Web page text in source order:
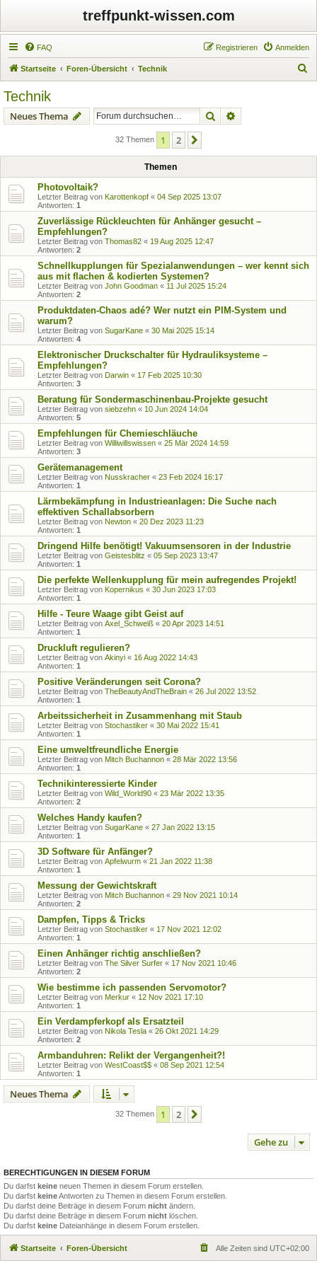
treffpunkt-wissen.com
FAQ Anmelden
Registrieren
Startseite Foren-Übersicht Technik
Technik
Neues Thema Suche
32 Themen 1 2
Themen
Photovoltaik?
Letzter Beitrag von Karottenkopf « 04 Sep 2025 13:07
Antworten: 1
Zuverlässige Rückleuchten für Anhänger gesucht –
Empfehlungen?
Letzter Beitrag von Thomas82 « 19 Aug 2025 12:47
Antworten: 2
Schnellkupplungen für Spezialanwendungen – wer kennt sich
aus mit flachen & kodierten Systemen?
Letzter Beitrag von John Goodman « 11 Jul 2025 15:24
Antworten: 2
Produktdaten-Chaos adé? Wer nutzt ein PIM-System und
warum?
Letzter Beitrag von SugarKane « 30 Mai 2025 15:14
Antworten: 4
Elektronischer Druckschalter für Hydrauliksysteme –
Empfehlungen?
Letzter Beitrag von Darwin « 17 Feb 2025 10:30
Antworten: 3
Beratung für Sondermaschinenbau-Projekte gesucht
Letzter Beitrag von siebzehn « 10 Jun 2024 14:04
Antworten: 5
Empfehlungen für Chemieschläuche
Letzter Beitrag von Williwillswissen « 25 Mär 2024 14:59
Antworten: 3
Gerätemanagement
Letzter Beitrag von Nusskracher « 23 Feb 2024 16:17
Antworten: 1
Lärmbekämpfung in Industrieanlagen: Die Suche nach
effektiven Schallabsorbern
Letzter Beitrag von Newton « 20 Dez 2023 11:23
Antworten: 1
Dringend Hilfe benötigt! Vakuumsensoren in der Industrie
Letzter Beitrag von Geistesblitz « 05 Sep 2023 13:47
Antworten: 1
Die perfekte Wellenkupplung für mein aufregendes Projekt!
Letzter Beitrag von Kopernikus « 30 Jun 2023 17:03
Antworten: 1
Hilfe - Teure Waage gibt Geist auf
Letzter Beitrag von Axel_Schweiß « 20 Apr 2023 14:51
Antworten: 1
Druckluft regulieren?
Letzter Beitrag von Akinyi « 16 Aug 2022 14:43
Antworten: 1
Positive Veränderungen seit Corona?
Letzter Beitrag von TheBeautyAndTheBrain « 26 Jul 2022 13:52
Antworten: 1
Arbeitssicherheit in Zusammenhang mit Staub
Letzter Beitrag von Stochastiker « 30 Mai 2022 15:41
Antworten: 1
Eine umweltfreundliche Energie
Letzter Beitrag von Mitch Buchannon « 28 Mär 2022 13:56
Antworten: 1
Technikinteressierte Kinder
Letzter Beitrag von Wild_World90 « 23 Mär 2022 13:35
Antworten: 2
Welches Handy kaufen?
Letzter Beitrag von SugarKane « 27 Jan 2022 13:15
Antworten: 1
3D Software für Anfänger?
Letzter Beitrag von Apfelwurm « 21 Jan 2022 11:38
Antworten: 1
Messung der Gewichtskraft
Letzter Beitrag von Mitch Buchannon « 29 Nov 2021 10:14
Antworten: 2
Dampfen, Tipps & Tricks
Letzter Beitrag von Stochastiker « 17 Nov 2021 12:02
Antworten: 1
Einen Anhänger richtig anschließen?
Letzter Beitrag von The Silver Surfer « 17 Nov 2021 10:46
Antworten: 2
Wie bestimme ich passenden Servomotor?
Letzter Beitrag von Merkur « 12 Nov 2021 17:10
Antworten: 1
Ein Verdampferkopf als Ersatzteil
Letzter Beitrag von Nikola Tesla « 26 Okt 2021 14:29
Antworten: 2
Armbanduhren: Relikt der Vergangenheit?!
Letzter Beitrag von WestCoast$$ « 08 Sep 2021 12:54
Antworten: 1
Neues Thema
32 Themen 1 2
Gehe zu
BERECHTIGUNGEN IN DIESEM FORUM
Du darfst keine neuen Themen in diesem Forum erstellen.
Du darfst keineAntworten zu Themen in diesem Forum erstellen.
Du darfst deine Beiträge in diesem Forum nicht ändern.
Du darfst deine Beiträge in diesem Forum nicht löschen.
Du darfst keine Dateianhänge in diesem Forum erstellen.
Startseite Foren-Übersicht Alle Zeiten sind UTC+02:00